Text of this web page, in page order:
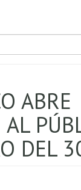
ABRE
DEL